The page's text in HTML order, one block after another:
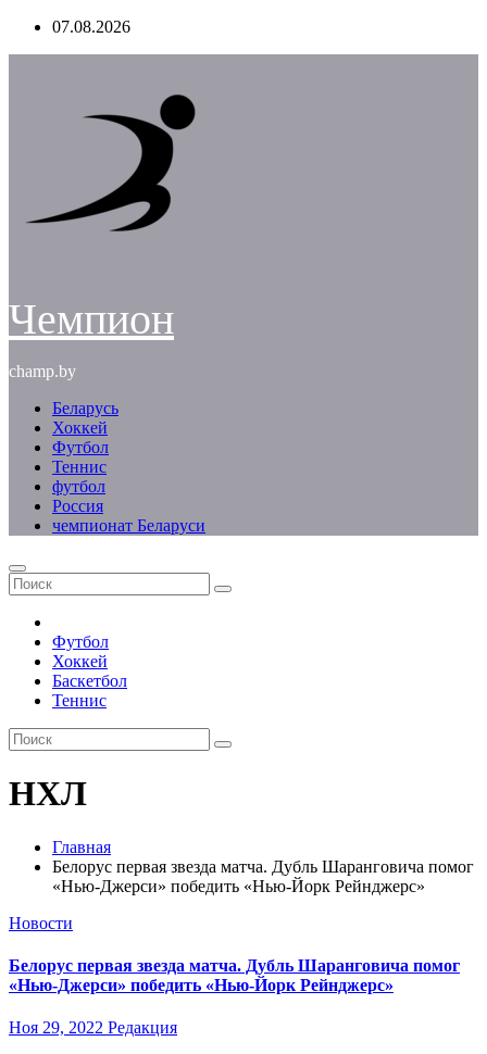
Перейти07.08.2026
Чемпион
champ.by
Беларусь
Хоккей
Футбол
Теннис
футбол
Россия
чемпионат Беларуси
Футбол
Хоккей
Баскетбол
Теннис
НХЛ
Главная
Белорус первая звезда матча. Дубль Шаранговича помог
«Нью-Джерси» победить «Нью-Йорк Рейнджерс»
Новости
Белорус первая звезда матча. Дубль Шаранговича помог
«Нью-Джерси» победить «Нью-Йорк Рейнджерс»
Ноя 29, 2022 Редакция